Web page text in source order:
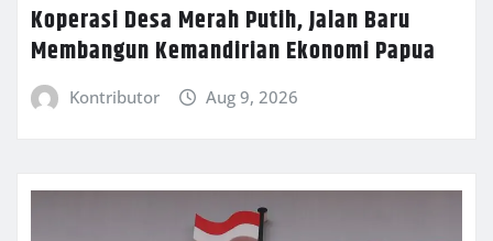
Koperasi Desa Merah Putih, Jalan Baru
Membangun Kemandirian Ekonomi Papua
Kontributor Aug 9, 2026